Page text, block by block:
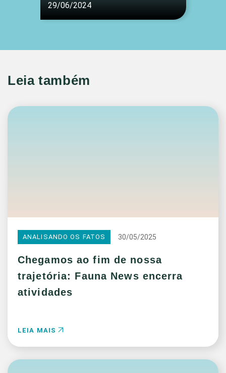
29/06/2024
Leia também
ANALISANDO OS FATOS 30/05/2025
Chegamos ao fim de nossa
trajetória: Fauna News encerra
atividades
LEIA MAIS